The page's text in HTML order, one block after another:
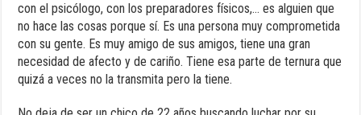
con el psicólogo, con los preparadores físicos,… es alguien que
no hace las cosas porque sí. Es una persona muy comprometida
con su gente. Es muy amigo de sus amigos, tiene una gran
necesidad de afecto y de cariño. Tiene esa parte de ternura que
quizá a veces no la transmita pero la tiene.